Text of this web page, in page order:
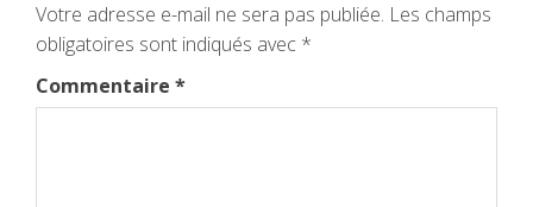
Votre adresse e-mail ne sera pas publiée. Les champs
obligatoires sont indiqués avec *
Commentaire *